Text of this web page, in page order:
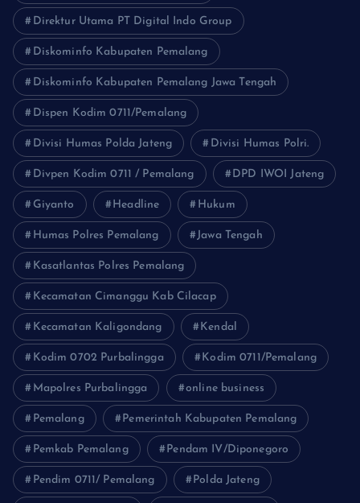
Direktur Utama PT Digital Indo Group
Diskominfo Kabupaten Pemalang
Diskominfo Kabupaten Pemalang Jawa Tengah
Dispen Kodim 0711/Pemalang
Divisi Humas Polda Jateng Divisi Humas Polri.
Divpen Kodim 0711 / Pemalang DPD IWOI Jateng
Giyanto Headline Hukum
Humas Polres Pemalang Jawa Tengah
Kasatlantas Polres Pemalang
Kecamatan Cimanggu Kab Cilacap
Kecamatan Kaligondang Kendal
Kodim 0702 Purbalingga Kodim 0711/Pemalang
Mapolres Purbalingga online business
Pemalang Pemerintah Kabupaten Pemalang
Pemkab Pemalang Pendam IV/Diponegoro
Pendim 0711/ Pemalang Polda Jateng